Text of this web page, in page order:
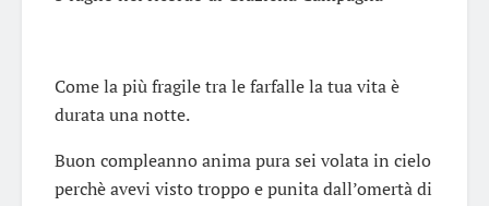
Come la più fragile tra le farfalle la tua vita è
durata una notte.
Buon compleanno anima pura sei volata in cielo
perchè avevi visto troppo e punita dall’omertà di